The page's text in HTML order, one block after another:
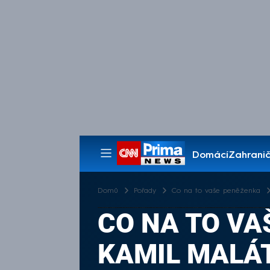
Domácí
Pořady
Domů Pořady Co na to vaše peněženka
CO NA TO
KAMIL